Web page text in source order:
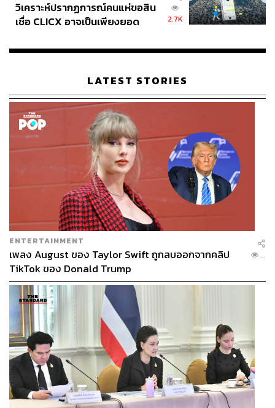
วิเคราะห์ปรากฏการณ์คนแห่ขอสิน
เชื่อ CLICX อาจเป็นเพียงยอด
เรือนไทยที่ถูกซุกไว้
2.7K
LATEST STORIES
ENTERTAINMENT
เพลง August ของ Taylor Swift ถูกลบออกจากคลิป
TikTok ของ Donald Trump
...